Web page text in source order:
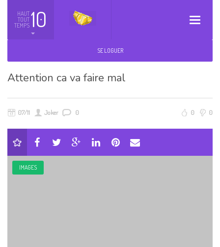
Toggle
HAUT
TOUT
TEMPS 10
SE LOGUER
Attention ca va faire mal
07/11 Joker 0 0 0
IMAGES